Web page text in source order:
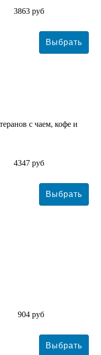
3863 руб
с чаем, кофе и
4347 руб
904 руб